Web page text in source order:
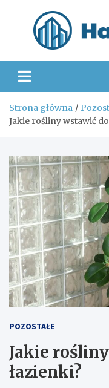
Strona główna
Jakie rośliny wstawić
POZOSTAŁE
Jakie
łazienki?